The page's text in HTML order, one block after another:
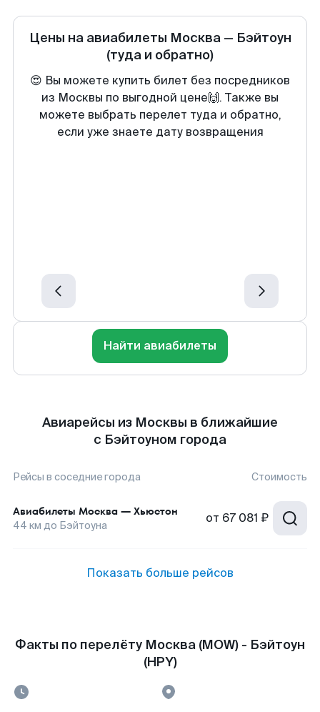
Цены на авиабилеты Москва— Бэйтоун
(туда и обратно)
😍 Вы можете купить билет без посредников
из Москвы по выгодной цене🙌. Также вы
можете выбрать перелет туда и обратно,
если уже знаете дату возвращения
Найти авиабилеты
Авиарейсы из Москвы в ближайшие
с Бэйтоуном города
Рейсы в соседние города Стоимость
Авиабилеты Москва — Хьюстон
44 км до Бэйтоуна от 67 081 ₽
Показать больше рейсов
Факты по перелёту Москва (MOW) - Бэйтоун
(HPY)